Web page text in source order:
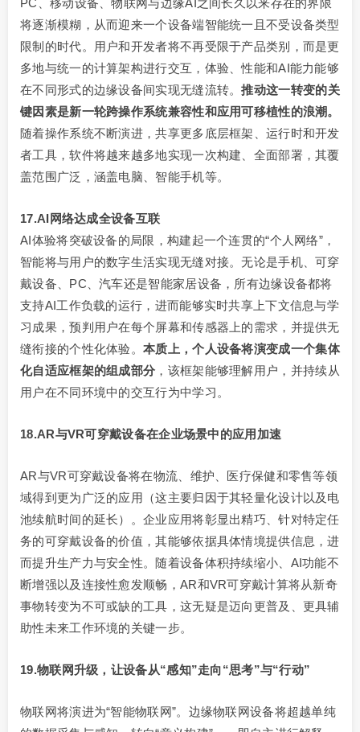
PC、移动设备、物联网与边缘AI之间长久以来存在的界限
将逐渐模糊，从而迎来一个设备端智能统一且不受设备类型
限制的时代。用户和开发者将不再受限于产品类别，而是更
多地与统一的计算架构进行交互，体验、性能和AI能力能够
在不同形式的边缘设备间实现无缝流转。推动这一转变的关
键因素是新一轮跨操作系统兼容性和应用可移植性的浪潮。
随着操作系统不断演进，共享更多底层框架、运行时和开发
者工具，软件将越来越多地实现一次构建、全面部署，其覆
盖范围广泛，涵盖电脑、智能手机等。
17.AI网络达成全设备互联
AI体验将突破设备的局限，构建起一个连贯的“个人网络”，
智能将与用户的数字生活实现无缝对接。无论是手机、可穿
戴设备、PC、汽车还是智能家居设备，所有边缘设备都将
支持AI工作负载的运行，进而能够实时共享上下文信息与学
习成果，预判用户在每个屏幕和传感器上的需求，并提供无
缝衔接的个性化体验。本质上，个人设备将演变成一个集体
化自适应框架的组成部分 ，该框架能够理解用户，并持续从
用户在不同环境中的交互行为中学习。
18.AR与VR可穿戴设备在企业场景中的应用加速
AR与VR可穿戴设备将在物流、维护、医疗保健和零售等领
域得到更为广泛的应用（这主要归因于其轻量化设计以及电
池续航时间的延长）。企业应用将彰显出精巧、针对特定任
务的可穿戴设备的价值，其能够依据具体情境提供信息，进
而提升生产力与安全性。随着设备体积持续缩小、AI功能不
断增强以及连接性愈发顺畅，AR和VR可穿戴计算将从新奇
事物转变为不可或缺的工具，这无疑是迈向更普及、更具辅
助性未来工作环境的关键一步。
19.物联网升级，让设备从“感知”走向“思考”与“行动”
物联网将演进为“智能物联网”。边缘物联网设备将超越单纯